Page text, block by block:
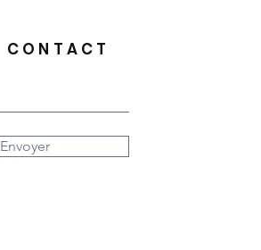
CONTACT
Envoyer